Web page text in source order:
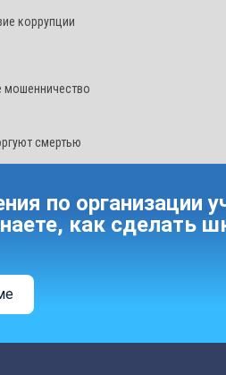
коррупции
мошенничество
смертью
по организации
как сделать